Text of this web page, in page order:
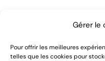
Gérer le
Pour offrir les meilleures
telles que les cookies pour